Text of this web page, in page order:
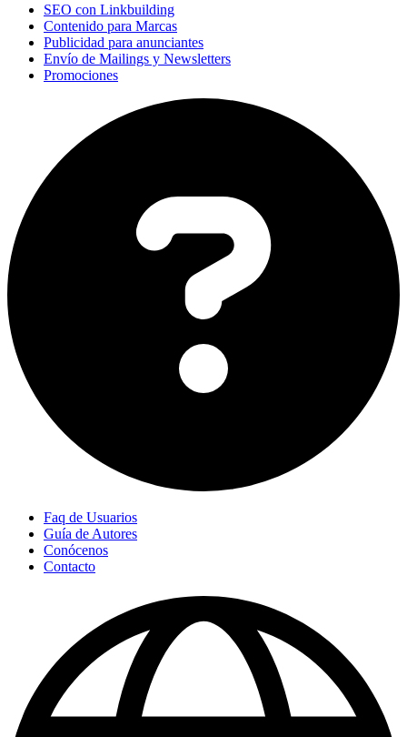
SEO con Linkbuilding
Contenido para Marcas
Publicidad para anunciantes
Envío de Mailings y Newsletters
Promociones
Faq de Usuarios
Guía de Autores
Conócenos
Contacto